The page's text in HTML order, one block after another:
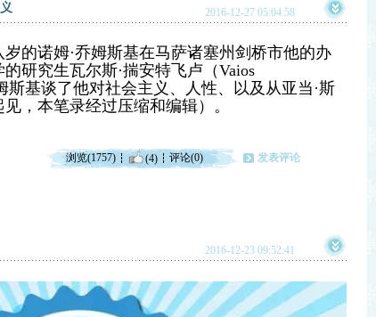
2016-12-27 05:04:58
的诺姆·乔姆斯基在马萨诸塞州剑桥市他的办
研究生瓦尔斯·揣安特飞卢（Vaios
斯基谈了他对社会主义、人性、以及从亚当·斯
，本笔录经过压缩和编辑）。
浏览(1757) (4) 评论(0) 发表评论
2016-12-23 09:52:41